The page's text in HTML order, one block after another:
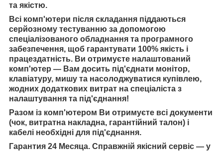
та якістю.
Всі комп'ютери після складання піддаються
серйозному тестуванню за допомогою
спеціалізованого обладнання та програмного
забезпечення, щоб гарантувати 100% якість і
працездатність. Ви отримуєте налаштований
комп'ютер — Вам досить під'єднати монітор,
клавіатуру, мишу та насолоджуватися купівлею,
жодних додаткових витрат на спеціаліста з
налаштування та під'єднання!
Разом із комп'ютером Ви отримуєте всі документи
(чок, витратна накладна, гарантійний талон) і
кабелі необхідні для під'єднання.
Гарантия 24 Месяца. Справжній якісний сервіс — у